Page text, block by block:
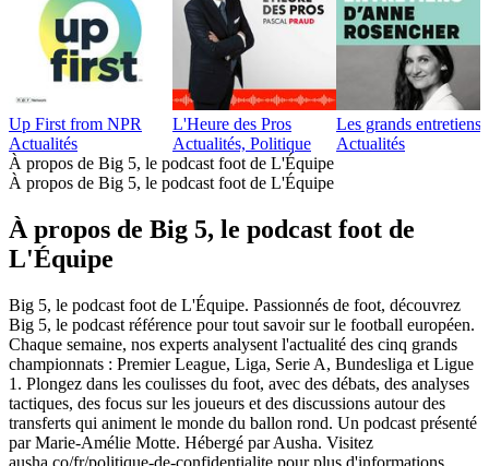
Up First from NPR
Actualités
L'Heure des Pros
Actualités, Politique
Les grands
Actualités
À propos de Big 5, le podcast foot de L'Équipe
À propos de Big 5, le podcast foot de L'Équipe
À propos de Big 5, le podcast foot de
L'Équipe
Big 5, le podcast foot de L'Équipe. Passionnés de foot, découvrez
Big 5, le podcast référence pour tout savoir sur le football européen.
Chaque semaine, nos experts analysent l'actualité des cinq grands
championnats : Premier League, Liga, Serie A, Bundesliga et Ligue
1. Plongez dans les coulisses du foot, avec des débats, des analyses
tactiques, des focus sur les joueurs et des discussions autour des
transferts qui animent le monde du ballon rond. Un podcast présenté
par Marie-Amélie Motte. Hébergé par Ausha. Visitez
ausha.co/fr/politique-de-confidentialite pour plus d'informations.